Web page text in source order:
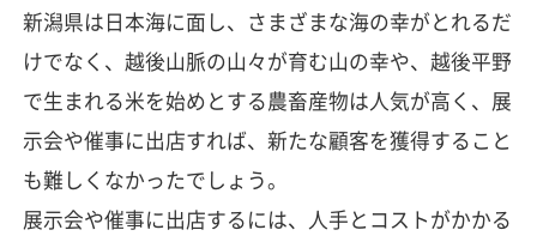
新潟県は日本海に面し、さまざまな海の幸がとれるだ
けでなく、越後山脈の山々が育む山の幸や、越後平野
で生まれる米を始めとする農畜産物は人気が高く、展
示会や催事に出店すれば、新たな顧客を獲得すること
も難しくなかったでしょう。
展示会や催事に出店するには、人手とコストがかかる